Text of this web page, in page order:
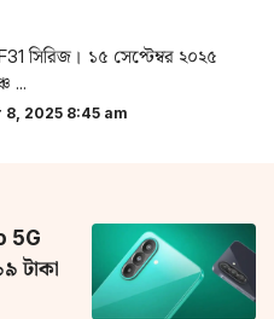
সিরিজ। ১৫ সেপ্টেম্বর ২০২৫
...
2025 8:45 am
5G
টাকা